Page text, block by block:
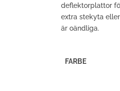
deflektorplattor
extra stekyta
är oändliga.
FARBE